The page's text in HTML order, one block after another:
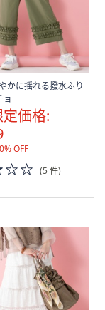
かに揺れる撥水ふり
ョ
価格:
OFF
3.0
of
(5 件)